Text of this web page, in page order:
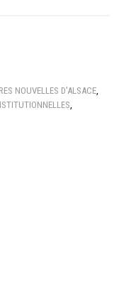
NOUVELLES D'ALSACE,
,